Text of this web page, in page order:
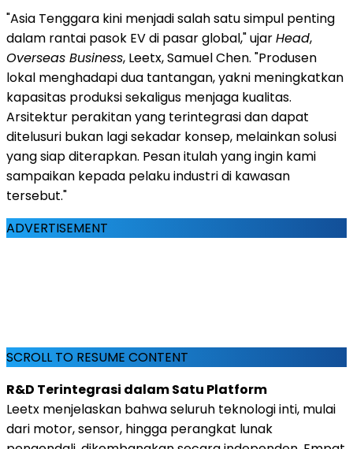
"Asia Tenggara kini menjadi salah satu simpul penting
dalam rantai pasok EV di pasar global," ujarHead,
Overseas Business, Leetx, Samuel Chen. "Produsen
lokal menghadapi dua tantangan, yakni meningkatkan
kapasitas produksi sekaligus menjaga kualitas.
Arsitektur perakitan yang terintegrasi dan dapat
ditelusuri bukan lagi sekadar konsep, melainkan solusi
yang siap diterapkan. Pesan itulah yang ingin kami
sampaikan kepada pelaku industri di kawasan
tersebut."
ADVERTISEMENT
SCROLL TO RESUME CONTENT
R&D Terintegrasi dalam Satu Platform
Leetx menjelaskan bahwa seluruh teknologi inti, mulai
dari motor, sensor, hingga perangkat lunak